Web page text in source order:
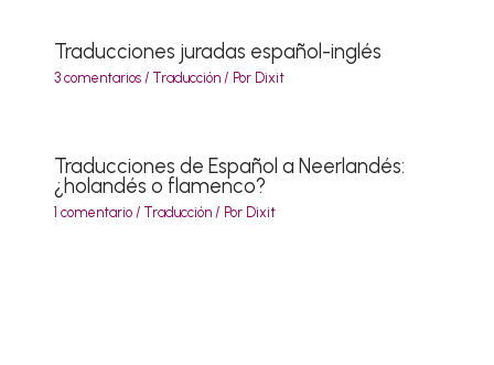
Traducciones juradas español-inglés
3 comentarios / Traducción/ Por Dixit
Traducciones de Español a Neerlandés:
¿holandés o flamenco?
1 comentario / Traducción/ Por Dixit